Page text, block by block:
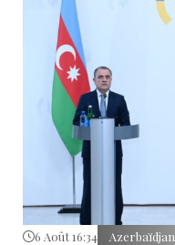
6 Août 16:34 Azerbaïdjan